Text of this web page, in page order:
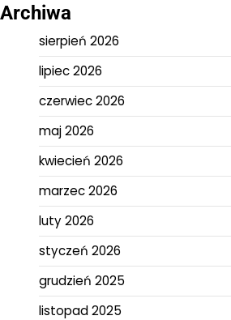
Archiwa
sierpień 2026
lipiec 2026
czerwiec 2026
maj 2026
kwiecień 2026
marzec 2026
luty 2026
styczeń 2026
grudzień 2025
listopad 2025